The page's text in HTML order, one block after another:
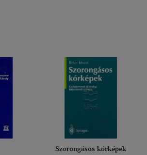
Szorongásos kórképek